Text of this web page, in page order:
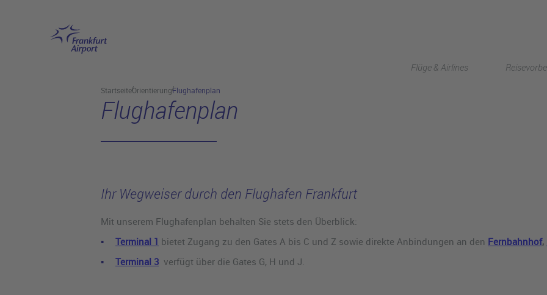
Flüge & Airlines
StartseiteOrientierungFlughafenplan
Flughafenplan
Ihr Wegweiser durch den Flughafen Frankfurt
Mit unserem Flughafenplan behalten Sie stets den Überblick:
Terminal 1 bietet Zugang zu den Gates A bis C und Z sowie direkte Anbindungen an den Fernbahnhof,
Terminal 3verfügt über die Gates G, H und J.